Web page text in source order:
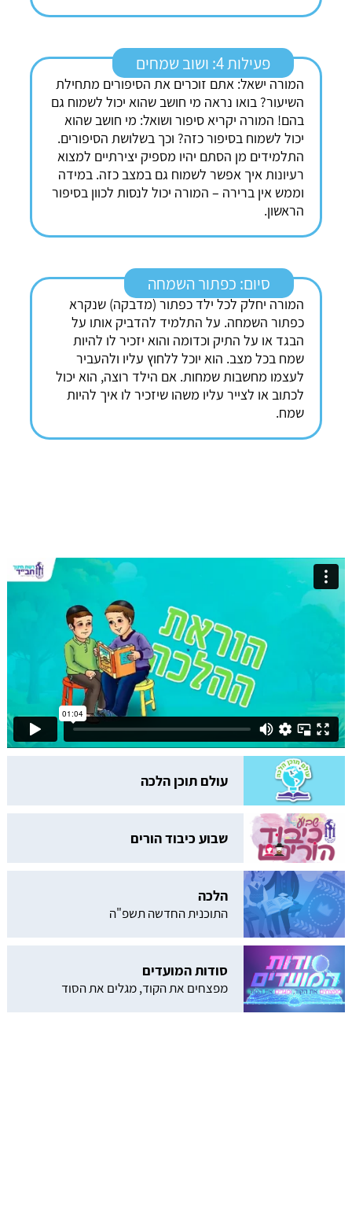
פעילות 4: ושוב שמחים
המורה ישאל: אתם זוכרים את הסיפורים מתחילת
השיעור? בואו נראה מי חושב שהוא יכול לשמוח גם
בהם! המורה יקריא סיפור ושואל: מי חושב שהוא
יכול לשמוח בסיפור כזה? וכך בשלושת הסיפורים.
התלמידים מן הסתם יהיו מספיק יצירתיים למצוא
רעיונות איך אפשר לשמוח גם במצב כזה. במידה
וממש אין ברירה – המורה יכול לנסות לכוון בסיפור
הראשון.
סיום: כפתור השמחה
המורה יחלק לכל ילד כפתור (מדבקה) שנקרא
כפתור השמחה. על התלמיד להדביק אותו על
הבגד או על התיק וכדומה והוא יזכיר לו להיות
שמח בכל מצב. הוא יוכל ללחוץ עליו ולהעביר
לעצמו מחשבות שמחות. אם הילד רוצה, הוא יכול
לכתוב או לצייר עליו משהו שיזכיר לו איך להיות
שמח.
עולם תוכן הלכה
שבוע כיבוד הורים
הלכה
התוכנית החדשה תשפ"ה
סודות המועדים
מפצחים את הקוד, מגלים את הסוד